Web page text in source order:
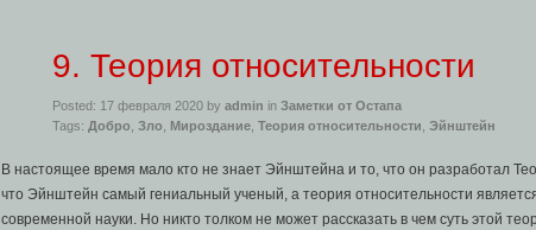
9. Теория относительности
Posted: 17 февраля 2020 by admin in Заметки от Остапа
Tags: Добро Зло Мироздание Теория относительности Эйнштейн
В настоящее время мало кто не знает Эйнштейна и то, что он разработал
что Эйнштейн самый гениальный ученый, а теория относительности
современной науки. Но никто толком не может рассказать в чем суть этой